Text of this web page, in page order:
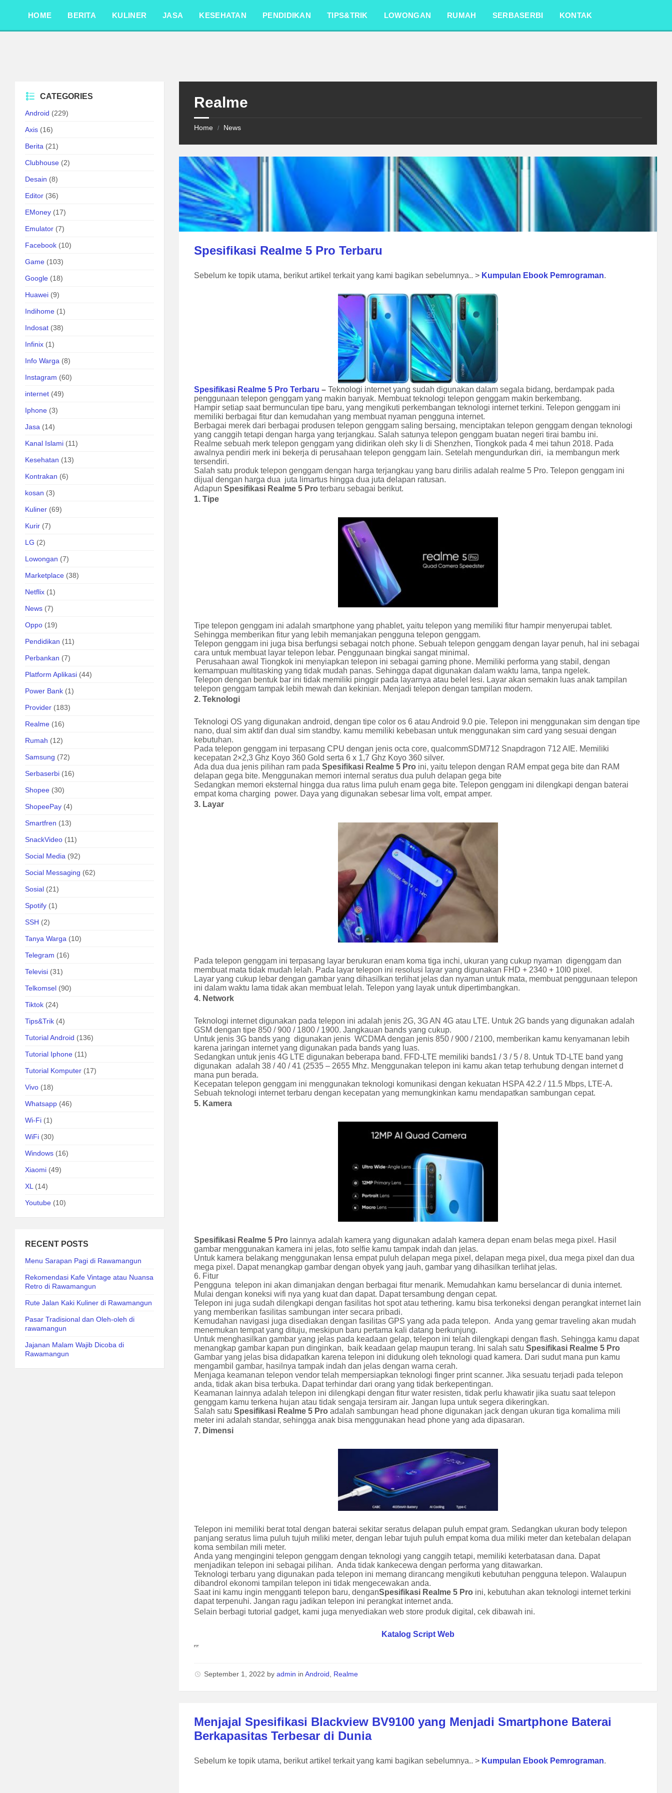
sidebar
HOME BERITA KULINER JASA KESEHATAN PENDIDIKAN TIPS&TRIK LOWONGAN RUMAH SERBASERBI KONTAK
Realme
Home / News
Spesifikasi Realme 5 Pro Terbaru
Sebelum ke topik utama, berikut artikel terkait yang kami bagikan sebelumnya.. > Kumpulan Ebook Pemrograman.
Spesifikasi Realme 5 Pro Terbaru – Teknologi internet yang sudah digunakan dalam segala bidang, berdampak pada
penggunaan telepon genggam yang makin banyak. Membuat teknologi telepon genggam makin berkembang.
Hampir setiap saat bermunculan tipe baru, yang mengikuti perkembangan teknologi internet terkini. Telepon genggam ini
memiliki berbagai fitur dan kemudahan yang membuat nyaman pengguna internet.
Berbagai merek dari berbagai produsen telepon genggam saling bersaing, menciptakan telepon genggam dengan teknologi
yang canggih tetapi dengan harga yang terjangkau. Salah satunya telepon genggam buatan negeri tirai bambu ini.
Realme sebuah merk telepon genggam yang didirikan oleh sky li di Shenzhen, Tiongkok pada 4 mei tahun 2018. Pada
awalnya pendiri merk ini bekerja di perusahaan telepon genggam lain. Setelah mengundurkan diri, ia membangun merk
tersendiri.
Salah satu produk telepon genggam dengan harga terjangkau yang baru dirilis adalah realme 5 Pro. Telepon genggam ini
dijual dengan harga dua juta limartus hingga dua juta delapan ratusan.
AdapunSpesifikasi Realme 5 Proterbaru sebagai berikut.
1. Tipe
Tipe telepon genggam ini adalah smartphone yang phablet, yaitu telepon yang memiliki fitur hampir menyerupai tablet.
Sehingga memberikan fitur yang lebih memanjakan pengguna telepon genggam.
Telepon genggam ini juga bisa berfungsi sebagai notch phone. Sebuah telepon genggam dengan layar penuh, hal ini sebagai
cara untuk membuat layar telepon lebar. Penggunaan bingkai sangat minimal.
Perusahaan awal Tiongkok ini menyiapkan telepon ini sebagai gaming phone. Memiliki performa yang stabil, dengan
kemampuan multitasking yang tidak mudah panas. Sehingga dapat digunakan dalam waktu lama, tanpa ngelek.
Telepon dengan bentuk bar ini tidak memiliki pinggir pada layarnya atau belel lesi. Layar akan semakin luas anak tampilan
telepon genggam tampak lebih mewah dan kekinian. Menjadi telepon dengan tampilan modern.
2. Teknologi
Teknologi OS yang digunakan android, dengan tipe color os 6 atau Android 9.0 pie. Telepon ini menggunakan sim dengan tipe
nano, dual sim aktif dan dual sim standby. kamu memiliki kebebasan untuk menggunakan sim card yang sesuai dengan
kebutuhan.
Pada telepon genggam ini terpasang CPU dengan jenis octa core, qualcommSDM712 Snapdragon 712 AIE. Memiliki
kecepatan 2×2,3 Ghz Koyo 360 Gold serta 6 x 1,7 Ghz Koyo 360 silver.
Ada dua dua jenis pilihan ram padaSpesifikasi Realme 5 Pro ini, yaitu telepon dengan RAM empat gega bite dan RAM
delapan gega bite. Menggunakan memori internal seratus dua puluh delapan gega bite
Sedangkan memori eksternal hingga dua ratus lima puluh enam gega bite. Telepon genggam ini dilengkapi dengan baterai
empat koma charging power. Daya yang digunakan sebesar lima volt, empat amper.
3. Layar
Pada telepon genggam ini terpasang layar berukuran enam koma tiga inchi, ukuran yang cukup nyaman digenggam dan
membuat mata tidak mudah lelah. Pada layar telepon ini resolusi layar yang digunakan FHD + 2340 + 10I0 pixel.
Layar yang cukup lebar dengan gambar yang dihasilkan terlihat jelas dan nyaman untuk mata, membuat penggunaan telepon
ini dalam waktu lama tidak akan membuat lelah. Telepon yang layak untuk dipertimbangkan.
4. Network
Teknologi internet digunakan pada telepon ini adalah jenis 2G, 3G AN 4G atau LTE. Untuk 2G bands yang digunakan adalah
GSM dengan tipe 850 / 900 / 1800 / 1900. Jangkauan bands yang cukup.
Untuk jenis 3G bands yang digunakan jenis WCDMA dengan jenis 850 / 900 / 2100, memberikan kamu kenyamanan lebih
karena jaringan internet yang digunakan pada bands yang luas.
Sedangkan untuk jenis 4G LTE digunakan beberapa band. FFD-LTE memiliki bands1 / 3 / 5 / 8. Untuk TD-LTE band yang
digunakan adalah 38 / 40 / 41 (2535 – 2655 Mhz. Menggunakan telepon ini kamu akan tetap terhubung dengan internet d
mana pun berada.
Kecepatan telepon genggam ini menggunakan teknologi komunikasi dengan kekuatan HSPA 42.2 / 11.5 Mbps, LTE-A.
Sebuah teknologi internet terbaru dengan kecepatan yang memungkinkan kamu mendapatkan sambungan cepat.
5. Kamera
Spesifikasi Realme 5 Pro lainnya adalah kamera yang digunakan adalah kamera depan enam belas mega pixel. Hasil
gambar menggunakan kamera ini jelas, foto selfie kamu tampak indah dan jelas.
Untuk kamera belakang menggunakan lensa empat puluh delapan mega pixel, delapan mega pixel, dua mega pixel dan dua
mega pixel. Dapat menangkap gambar dengan obyek yang jauh, gambar yang dihasilkan terlihat jelas.
6. Fitur
Pengguna telepon ini akan dimanjakan dengan berbagai fitur menarik. Memudahkan kamu berselancar di dunia internet.
Mulai dengan koneksi wifi nya yang kuat dan dapat. Dapat tersambung dengan cepat.
Telepon ini juga sudah dilengkapi dengan fasilitas hot spot atau tethering. kamu bisa terkoneksi dengan perangkat internet lain
yang memberikan fasilitas sambungan inter secara pribadi.
Kemudahan navigasi juga disediakan dengan fasilitas GPS yang ada pada telepon. Anda yang gemar traveling akan mudah
menemukan tempat yang dituju, meskipun baru pertama kali datang berkunjung.
Untuk menghasilkan gambar yang jelas pada keadaan gelap, telepon ini telah dilengkapi dengan flash. Sehingga kamu dapat
menangkap gambar kapan pun dinginkan, baik keadaan gelap maupun terang. Ini salah satuSpesifikasi Realme 5 Pro
Gambar yang jelas bisa didapatkan karena telepon ini didukung oleh teknologi quad kamera. Dari sudut mana pun kamu
mengambil gambar, hasilnya tampak indah dan jelas dengan warna cerah.
Menjaga keamanan telepon vendor telah mempersiapkan teknologi finger print scanner. Jika sesuatu terjadi pada telepon
anda, tidak akan bisa terbuka. Dapat terhindar dari orang yang tidak berkepentingan.
Keamanan lainnya adalah telepon ini dilengkapi dengan fitur water resisten, tidak perlu khawatir jika suatu saat telepon
genggam kamu terkena hujan atau tidak sengaja tersiram air. Jangan lupa untuk segera dikeringkan.
Salah satuSpesifikasi Realme 5 Pro adalah sambungan head phone digunakan jack dengan ukuran tiga komalima mili
meter ini adalah standar, sehingga anak bisa menggunakan head phone yang ada dipasaran.
7. Dimensi
Telepon ini memiliki berat total dengan baterai sekitar seratus delapan puluh empat gram. Sedangkan ukuran body telepon
panjang seratus lima puluh tujuh miliki meter, dengan lebar tujuh puluh empat koma dua miliki meter dan ketebalan delapan
koma sembilan mili meter.
Anda yang mengingini telepon genggam dengan teknologi yang canggih tetapi, memiliki keterbatasan dana. Dapat
menjadikan telepon ini sebagai pilihan. Anda tidak kankecewa dengan performa yang ditawarkan.
Teknologi terbaru yang digunakan pada telepon ini memang dirancang mengikuti kebutuhan pengguna telepon. Walaupun
dibandrol ekonomi tampilan telepon ini tidak mengecewakan anda.
Saat ini kamu ingin mengganti telepon baru, denganSpesifikasi Realme 5 Pro ini, kebutuhan akan teknologi internet terkini
dapat terpenuhi. Jangan ragu jadikan telepon ini perangkat internet anda.
Selain berbagi tutorial gadget, kami juga menyediakan web store produk digital, cek dibawah ini.
Katalog Script Web
September 1, 2022 byadmin inAndroid Realme
Menjajal Spesifikasi Blackview BV9100 yang Menjadi Smartphone Baterai
Berkapasitas Terbesar di Dunia
Sebelum ke topik utama, berikut artikel terkait yang kami bagikan sebelumnya.. > Kumpulan Ebook Pemrograman.
CATEGORIES
Android (229)
Axis (16)
Berita (21)
Clubhouse (2)
Desain (8)
Editor (36)
EMoney (17)
Emulator (7)
Facebook (10)
Game (103)
Google (18)
Huawei (9)
Indihome (1)
Indosat (38)
Infinix (1)
Info Warga (8)
Instagram (60)
internet (49)
Iphone (3)
Jasa (14)
Kanal Islami (11)
Kesehatan (13)
Kontrakan (6)
kosan (3)
Kuliner (69)
Kurir (7)
LG (2)
Lowongan (7)
Marketplace (38)
Netflix (1)
News (7)
Oppo (19)
Pendidikan (11)
Perbankan (7)
Platform Aplikasi (44)
Power Bank (1)
Provider (183)
Realme (16)
Rumah (12)
Samsung (72)
Serbaserbi (16)
Shopee (30)
ShopeePay (4)
Smartfren (13)
SnackVideo (11)
Social Media (92)
Social Messaging (62)
Sosial (21)
Spotify (1)
SSH (2)
Tanya Warga (10)
Telegram (16)
Televisi (31)
Telkomsel (90)
Tiktok (24)
Tips&Trik (4)
Tutorial Android (136)
Tutorial Iphone (11)
Tutorial Komputer (17)
Vivo (18)
Whatsapp (46)
Wi-Fi (1)
WiFi (30)
Windows (16)
Xiaomi (49)
XL (14)
Youtube (10)
RECENT POSTS
Menu Sarapan Pagi di Rawamangun
Rekomendasi Kafe Vintage atau Nuansa
Retro di Rawamangun
Rute Jalan Kaki Kuliner di Rawamangun
Pasar Tradisional dan Oleh-oleh di
rawamangun
Jajanan Malam Wajib Dicoba di
Rawamangun